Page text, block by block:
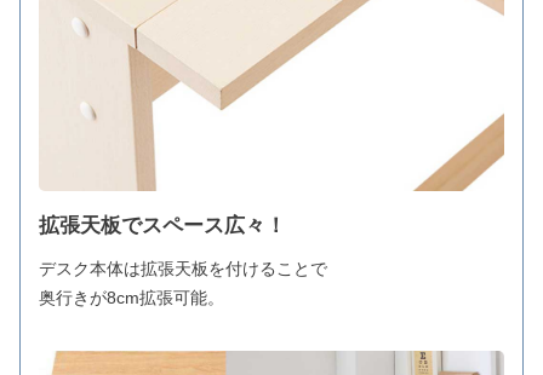
拡張天板でスペース広々！
デスク本体は拡張天板を付けることで
奥行きが8cm拡張可能。